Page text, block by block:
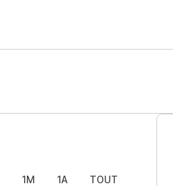
1M 1A TOUT